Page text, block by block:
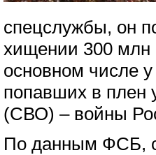
спецслужбы, он
хищении 300 млн
основном числе
попавших в плен
(СВО) – войны
По данным ФСБ, с